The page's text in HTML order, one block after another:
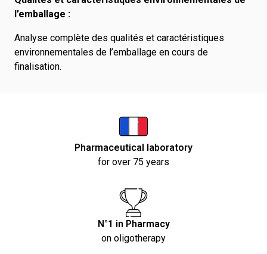
l’emballage :
Analyse complète des qualités et caractéristiques
environnementales de l’emballage en cours de
finalisation.
Pharmaceutical laboratory
for over 75 years
N°1 in Pharmacy
on oligotherapy